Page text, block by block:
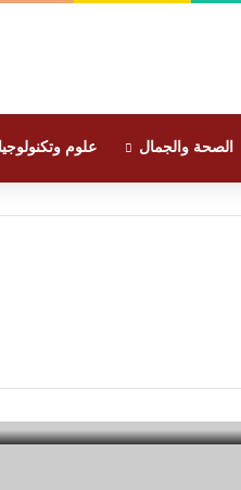
الصحة والجمال علوم وتكنولوجيا